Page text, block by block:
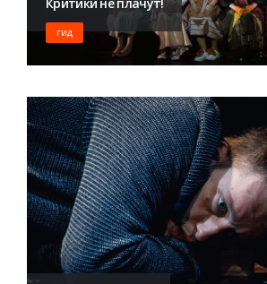
Критики не плачут!
ГИД